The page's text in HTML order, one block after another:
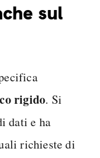
sul
rigido. Si
dati e ha
richieste di